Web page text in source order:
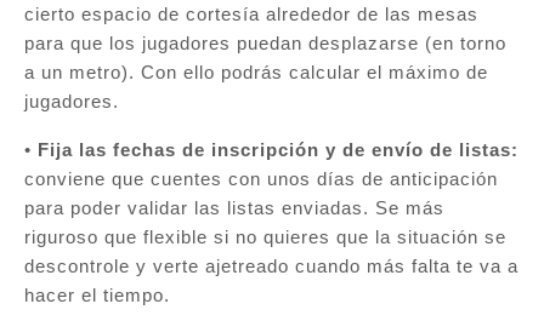
cierto espacio de cortesía alrededor de las mesas
para que los jugadores puedan desplazarse (en torno
a un metro). Con ello podrás calcular el máximo de
jugadores.
• Fija las fechas de inscripción y de envío de listas:
conviene que cuentes con unos días de anticipación
para poder validar las listas enviadas. Se más
riguroso que flexible si no quieres que la situación se
descontrole y verte ajetreado cuando más falta te va a
hacer el tiempo.